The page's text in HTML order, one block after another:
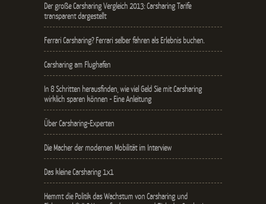
Der große Carsharing Vergleich 2013: Carsharing Tarife
transparent dargestellt
Ferrari Carsharing? Ferrari selber fahren als Erlebnis buchen.
Carsharing am Flughafen
In 8 Schritten herausfinden, wie viel Geld Sie mit Carsharing
wirklich sparen können - Eine Anleitung
Über Carsharing-Experten
Die Macher der modernen Mobilität im Interview
Das kleine Carsharing 1x1
Hemmt die Politik das Wachstum von Carsharing und